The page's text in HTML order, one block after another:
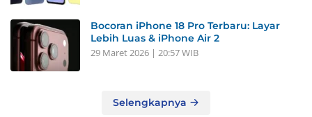
Bocoran iPhone 18 Pro Terbaru: Layar
Lebih Luas & iPhone Air 2
29 Maret 2026 | 20:57 WIB
Selengkapnya